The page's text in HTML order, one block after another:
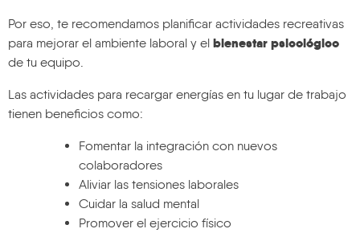
Por eso, te recomendamos planificar actividades recreativas
para mejorar el ambiente laboral y el bienestar psicológico
de tu equipo.
Las actividades para recargar energías en tu lugar de trabajo
tienen beneficios como:
Fomentar la integración con nuevos
colaboradores
Aliviar las tensiones laborales
Cuidar la salud mental
Promover el ejercicio físico